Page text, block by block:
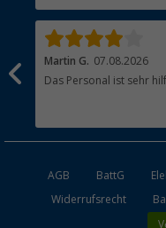
Martin G. 07.08.2026
Das Personal ist sehr
AGB BattG
Widerrufsrecht